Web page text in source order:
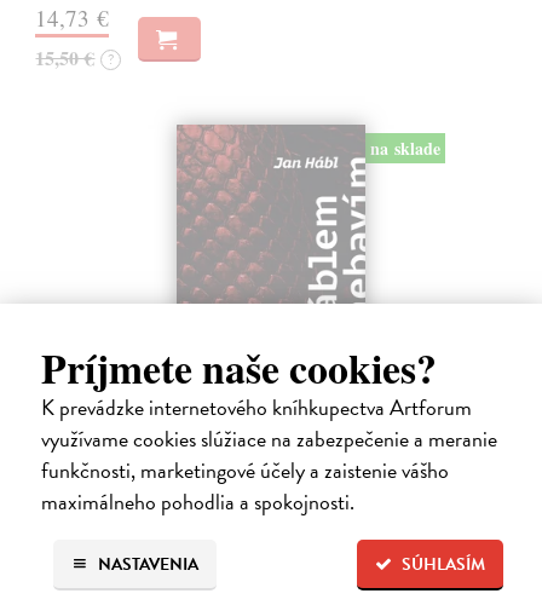
Príjmete naše cookies?
K prevádzke internetového kníhkupectva Artforum
využívame cookies slúžiace na zabezpečenie a meranie
funkčnosti, marketingové účely a zaistenie vášho
maximálneho pohodlia a spokojnosti.
SÚHLASÍM
NASTAVENIA
14,73 €
15,50 € ?
na sklade
S ďáblem se nebavím. Ale on se baví se
mnou
Hábl Jan| Kniha
Kniha Jana Hábla je volně inspirovaná slavným dílem Rady zkušeného
ďábla C. S. Lewise, které autor s úctou připomíná, ale zároveň
přizpůsobuje realitě dneška. V duchu původního formátu starý
pokušitel…